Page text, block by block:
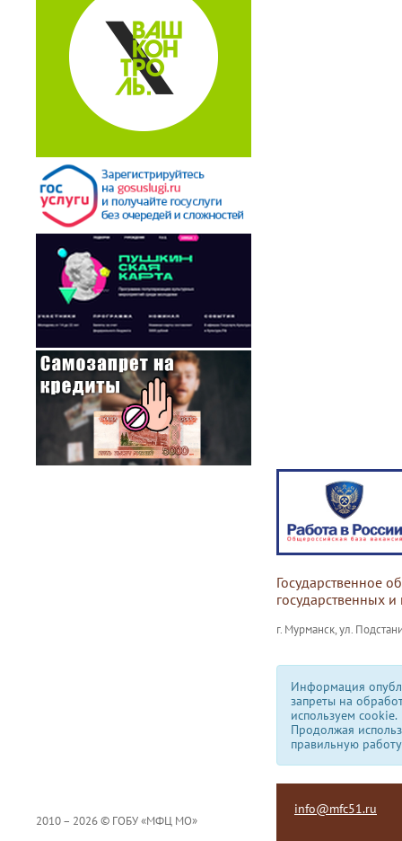
Государственное
государственных
г. Мурманск, ул.
Информация
запреты на
используем сookie.
Продолжая
правильную
2010 – 2026 © ГОБУ «МФЦ МО»
info@mfc51.ru